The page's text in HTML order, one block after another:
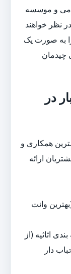
و موسسه
نظر خواهند
به صورت یک
چیدمان
در
همکاری و
ارائه
وانت
اثاثیه (از
دار